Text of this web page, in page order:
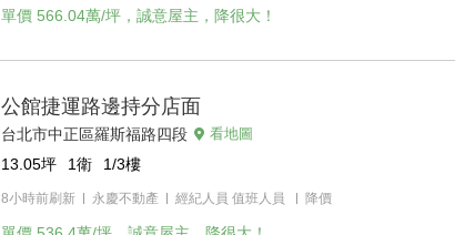
單價 566.04萬/坪，誠意屋主，降很大！
公館捷運路邊持分店面
台北市中正區羅斯福路四段 看地圖
13.05坪 1衛 1/3樓
8小時前刷新 永慶不動產 經紀人員 值班人員 降價